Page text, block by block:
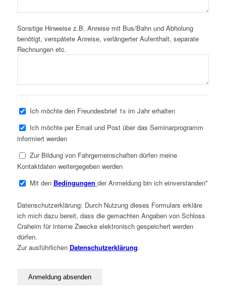
Sonstige Hinweise z.B. Anreise mit Bus/Bahn und Abholung
benötigt, verspätete Anreise, verlängerter Aufenthalt, separate
Rechnungen etc.
Ich möchte den Freundesbrief 1x im Jahr erhalten
Ich möchte per Email und Post über das Seminarprogramm
informiert werden
Zur Bildung von Fahrgemeinschaften dürfen meine
Kontaktdaten weitergegeben werden
Mit den Bedingungen der Anmeldung bin ich einverstanden*
Datenschutzerklärung: Durch Nutzung dieses Formulars erkläre
ich mich dazu bereit, dass die gemachten Angaben von Schloss
Craheim für interne Zwecke elektronisch gespeichert werden
dürfen.
Zur ausführlichen Datenschutzerklärung.